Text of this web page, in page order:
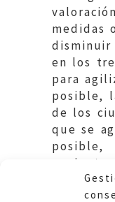
medidas
en los
para
posible,
de los
que se
posible,
la